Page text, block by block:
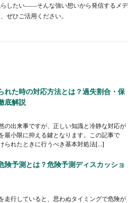
したい――そんな強い想いから発信するメデ
ぜひご活用ください。
れた時の対応方法とは？過失割合・保
底解説
の出来事ですが、正しい知識と冷静な対応が
最小限に抑える鍵となります。この記事で
られたときに行うべき基本対処法[…]
険予測とは？危険予測ディスカッショ
走行していると、思わぬタイミングで危険が